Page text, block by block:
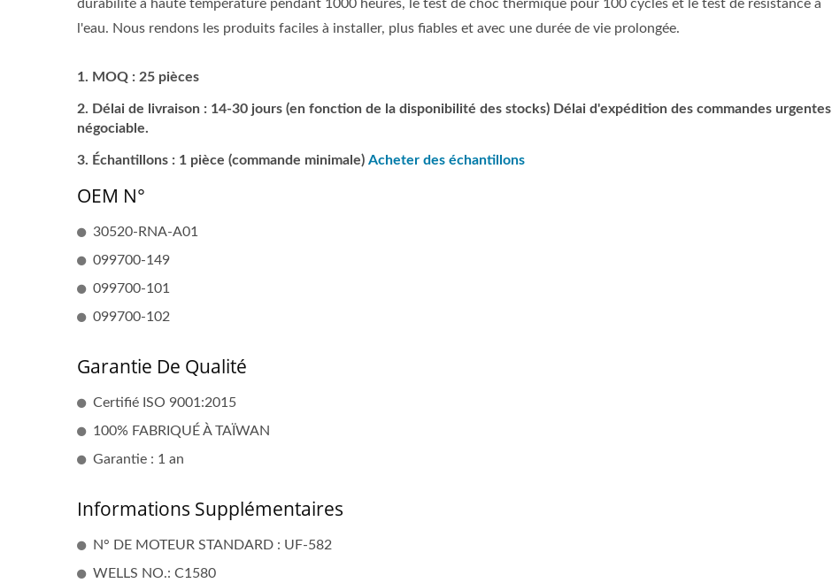
durabilité à haute température pendant 1000 heures, le test de choc thermique pour 100 cycles et le test de résistance à
l'eau. Nous rendons les produits faciles à installer, plus fiables et avec une durée de vie prolongée.
MOQ : 25 pièces
Délai de livraison : 14-30 jours (en fonction de la disponibilité des stocks) Délai d'expédition des commandes urgentes
négociable.
Échantillons : 1 pièce (commande minimale) Acheter des échantillons
OEM N°
30520-RNA-A01
099700-149
099700-101
099700-102
Garantie De Qualité
Certifié ISO 9001:2015
100% FABRIQUÉ À TAÏWAN
Garantie : 1 an
Informations Supplémentaires
N° DE MOTEUR STANDARD : UF-582
WELLS NO.: C1580